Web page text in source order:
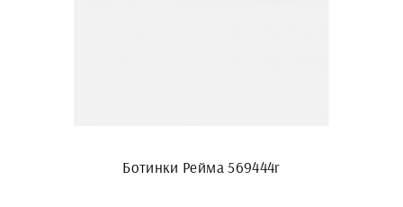
Ботинки Рейма 569444r